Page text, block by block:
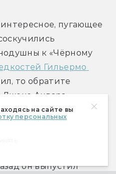
на сайте вы
персональных
пугающее
к «Чёрному
Гильермо
то обратите
Анвара,
психологических
он выпустил